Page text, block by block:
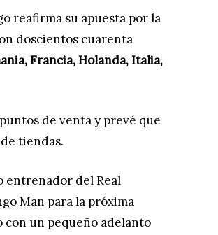
reafirma su apuesta por la
doscientos cuarenta
Francia, Holanda, Italia,
de venta y prevé que
tiendas.
entrenador del Real
Man para la próxima
con un pequeño adelanto